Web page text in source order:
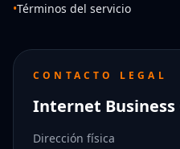
•Términos del servicio
CONTACTO LEGAL
Internet Business
Dirección física